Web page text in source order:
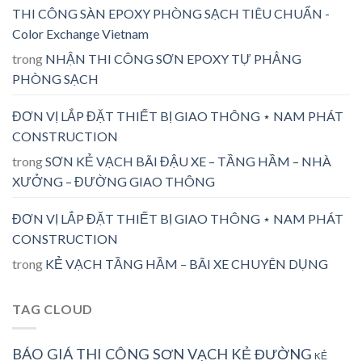
THI CÔNG SÀN EPOXY PHÒNG SẠCH TIÊU CHUẨN -
Color Exchange Vietnam
trong NHẬN THI CÔNG SƠN EPOXY TỰ PHẲNG
PHÒNG SẠCH
ĐƠN VỊ LẮP ĐẶT THIẾT BỊ GIAO THÔNG ⋆ NAM PHÁT
CONSTRUCTION
trongSƠN KẺ VẠCH BÃI ĐẬU XE – TẦNG HẦM – NHÀ
XƯỞNG – ĐƯỜNG GIAO THÔNG
ĐƠN VỊ LẮP ĐẶT THIẾT BỊ GIAO THÔNG ⋆ NAM PHÁT
CONSTRUCTION
trong KẺ VẠCH TẦNG HẦM – BÃI XE CHUYÊN DỤNG
TAG CLOUD
BÁO GIÁ THI CÔNG SƠN VẠCH KẺ ĐƯỜNG KẺ